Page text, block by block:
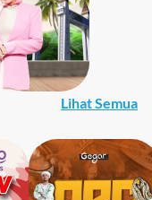
Lihat Semua